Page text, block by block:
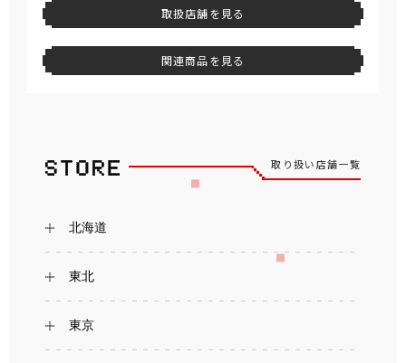
取扱店舗を見る
関連商品を見る
取り扱い店舗一覧
北海道
東北
東京